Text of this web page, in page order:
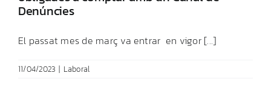
Denúncies
El passat mes de març va entrar en vigor [...]
11/04/2023 | Laboral